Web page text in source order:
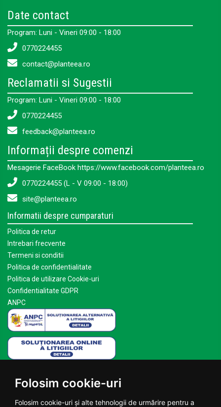
Folosim cookie-uri
Folosim cookie-uri și alte tehnologii de urmărire pentru a
Date contact
Program: Luni - Vineri 09:00 - 18:00
0770224455
contact@planteea.ro
Reclamatii si Sugestii
Program: Luni - Vineri 09:00 - 18:00
0770224455
feedback@planteea.ro
Informații despre comenzi
Mesagerie FaceBook https://www.facebook.com/planteea.ro
0770224455 (L - V 09:00 - 18:00)
site@planteea.ro
Informatii despre cumparaturi
Politica de retur
Intrebari frecvente
Termeni si conditii
Politica de confidentialitate
Politica de utilizare Cookie-uri
Confidentialitate GDPR
ANPC
Acasa
Despre noi